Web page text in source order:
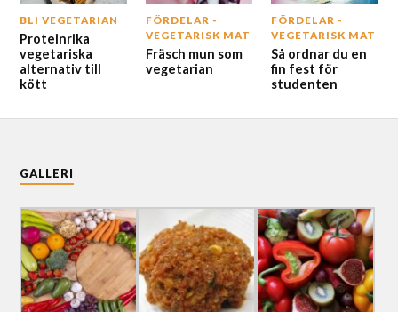
BLI VEGETARIAN
Proteinrika
vegetariska
alternativ till
kött
FÖRDELAR -
VEGETARISK MAT
Fräsch mun som
vegetarian
FÖRDELAR -
VEGETARISK MAT
Så ordnar du en
fin fest för
studenten
GALLERI